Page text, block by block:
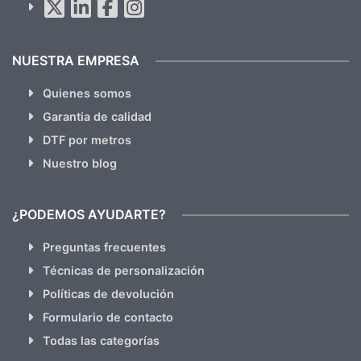
hacemos Spam)
NUESTRA EMPRESA
Quienes somos
Garantia de calidad
DTF por metros
Nuestro blog
¿PODEMOS AYUDARTE?
Preguntas frecuentes
Técnicas de personalización
Políticas de devolución
Formulario de contacto
Todas las categorías